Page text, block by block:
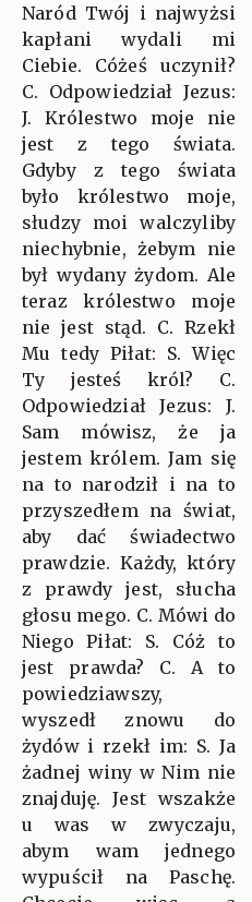
Naród Twój i najwyżsi
kapłani wydali mi
Ciebie. Cóżeś uczynił?
C. Odpowiedział Jezus:
J. Królestwo moje nie
jest z tego świata.
Gdyby z tego świata
było królestwo moje,
słudzy moi walczyliby
niechybnie, żebym nie
był wydany żydom. Ale
teraz królestwo moje
nie jest stąd. C. Rzekł
Mu tedy Piłat: S. Więc
Ty jesteś król? C.
Odpowiedział Jezus: J.
Sam mówisz, że ja
jestem królem. Jam się
na to narodził i na to
przyszedłem na świat,
aby dać świadectwo
prawdzie. Każdy, który
z prawdy jest, słucha
głosu mego. C. Mówi do
Niego Piłat: S. Cóż to
jest prawda? C. A to
powiedziawszy,
wyszedł znowu do
żydów i rzekł im: S. Ja
żadnej winy w Nim nie
znajduję. Jest wszakże
u was w zwyczaju,
abym wam jednego
wypuścił na Paschę.